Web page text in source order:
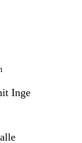
Inge